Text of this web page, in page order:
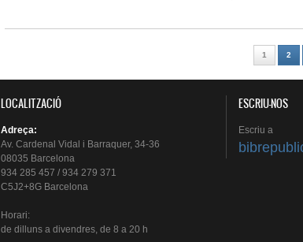
1 2
LOCALITZACIÓ
Adreça:
Av. Cardenal Vidal i Barraquer, 34-36
08035 Barcelona
934 285 457 / 934 279 371
C5J2+8G Barcelona
Horari:
de dillunsa divendres, de 8 a 20 h
ESCRIU-NOS
Escriu a